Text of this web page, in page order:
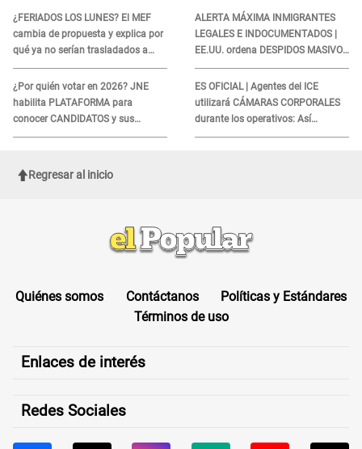
¿FERIADOS LOS LUNES? El MEF
cambia de propuesta y explica por
qué ya no serían trasladados a
viernes
¿Por quién votar en 2026? JNE
habilita PLATAFORMA para
conocer CANDIDATOS y sus
propuestas
lo hallado: ¿Qué ocurrió?
ALERTA MÁXIMA INMIGRANTES
LEGALES E INDOCUMENTADOS |
EE.UU. ordena DESPIDOS MASIVOS
y DEPORTACIONES a estos
extranjeros
ES OFICIAL | Agentes del ICE
utilizará CÁMARAS CORPORALES
durante los operativos: Así
afectará a inmigrantes
Regresar al inicio
Quiénes somos Contáctanos
Políticas y Estándares
Términos de uso
Enlaces de interés
Redes Sociales